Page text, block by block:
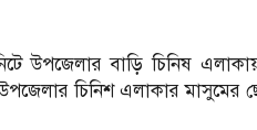
উপজেলার বাড়ি চিনিষ
উপজেলার চিনিশ এলাকার মাসুমের